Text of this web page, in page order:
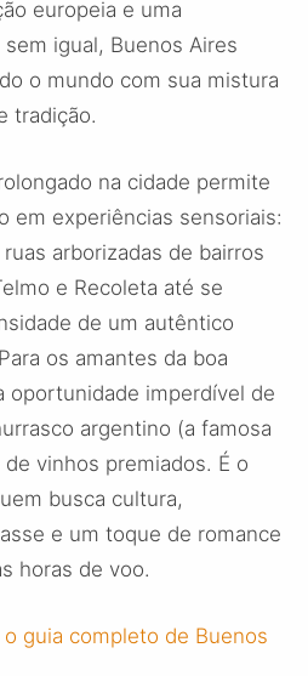
europeia e uma
igual, Buenos Aires
o mundo com sua mistura
tradição.
na cidade permite
em experiências sensoriais:
arborizadas de bairros
e Recoleta até se
de um autêntico
os amantes da boa
oportunidade imperdível de
argentino (a famosa
vinhos premiados. É o
busca cultura,
e um toque de romance
horas de voo.
guia completo de Buenos